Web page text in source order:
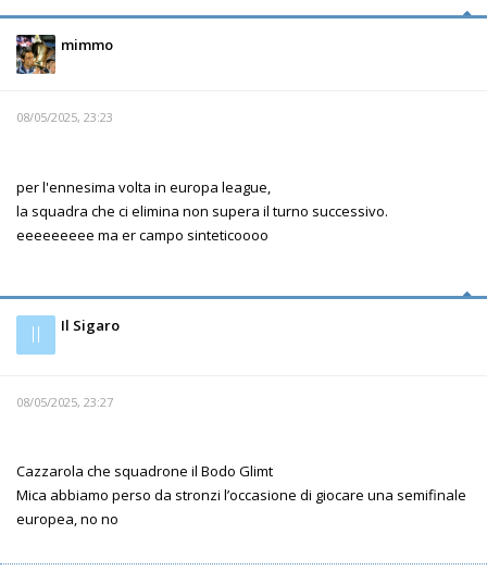
mimmo
08/05/2025, 23:23
per l'ennesima volta in europa league,
la squadra che ci elimina non supera il turno successivo.
eeeeeeeee ma er campo sinteticoooo
Il Il Sigaro
08/05/2025, 23:27
Cazzarola che squadrone il Bodo Glimt
Mica abbiamo perso da stronzi l’occasione di giocare una semifinale
europea, no no